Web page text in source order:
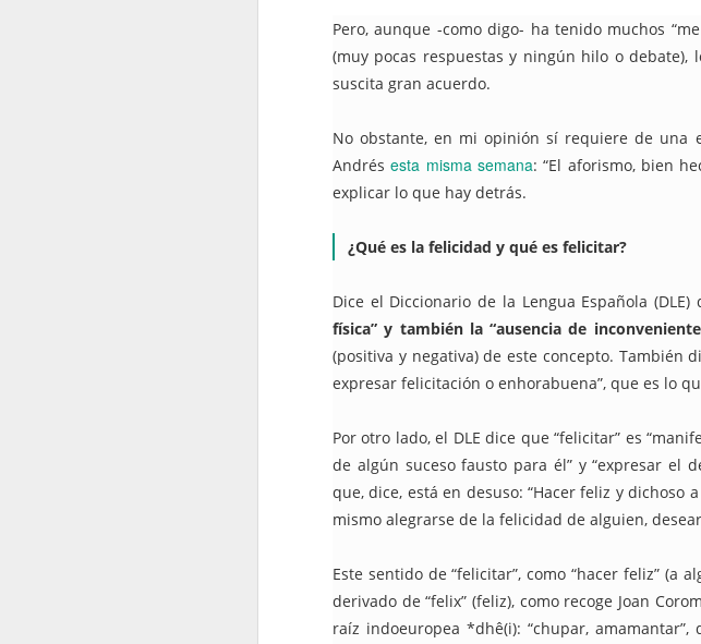
Pero, aunque -como digo- ha tenido muchos
(muy pocas respuestas y ningún hilo o
suscita gran acuerdo.
No obstante, en mi opinión sí requiere de una
Andrésesta misma semana: “El aforismo, bien
explicar lo que hay detrás.
¿Qué es la felicidad y qué es felicitar?
Dice el Diccionario de la Lengua Española
física” y también la “ausencia de
(positiva y negativa) de este concepto. También
expresar felicitación o enhorabuena”, que es lo
Por otro lado, el DLE dice que “felicitar” es
de algún suceso fausto para él” y “expresar el
que, dice, está en desuso: “Hacer feliz y dichoso
mismo alegrarse de la felicidad de alguien,
Este sentido de “felicitar”, como “hacer feliz” (a
derivado de “felix” (feliz), como recoge Joan
raíz indoeuropea *dhê(i): “chupar,
2022.05.06 Siete pistas legales y cinco
2022.05.13 El futuro de Internet pasa por la
2022.05.20 Dificultar el 'derecho al olvido'
2022.05.27 Mes de mayo, mes de primeras
junio
2022.06.03 Educación en valores’ vs. ‘tiranía del
2022.06.10 ¿Cómo impedir el fácil acceso de los
2022.06.24 Este artículo se ha escrito con ayuda
julio
2022.07.01 ¿Por qué lo llaman “moderación de
2022.07.08 El Derecho está para resolver